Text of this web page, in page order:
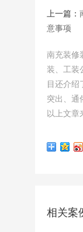
上一篇：
意事项
南充装修
装、工装
目还介绍
突出、通
以上文
相关案